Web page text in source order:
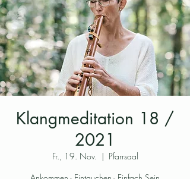
Klangmeditation 18 /
2021
Fr., 19. Nov.
  |
Pfarrsaal